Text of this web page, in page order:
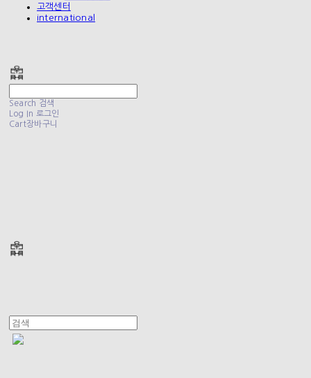
고객센터
international
Search 검색
Log In 로그인
Cart장바구니